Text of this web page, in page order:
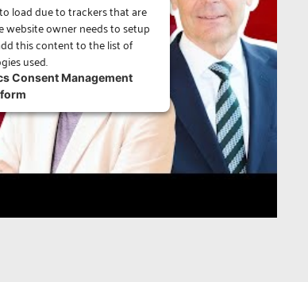
load due to trackers that are
website owner needs to setup
this content to the list of
used.
Consent Management